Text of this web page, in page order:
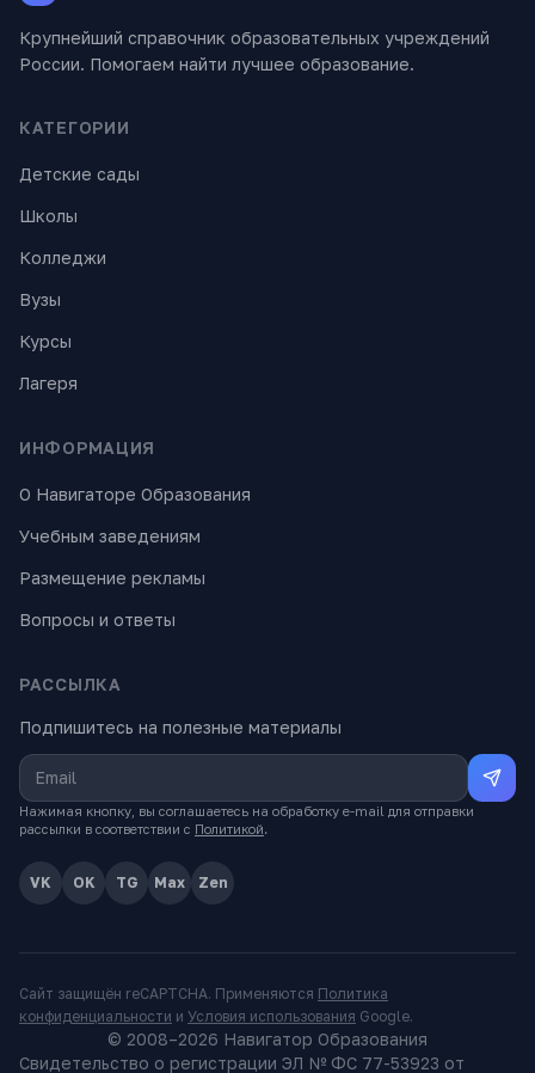
Крупнейший справочник образовательных учреждений
России. Помогаем найти лучшее образование.
КАТЕГОРИИ
Детские сады
Школы
Колледжи
Вузы
Курсы
Лагеря
ИНФОРМАЦИЯ
О Навигаторе Образования
Учебным заведениям
Размещение рекламы
Вопросы и ответы
РАССЫЛКА
Подпишитесь на полезные материалы
Нажимая кнопку, вы соглашаетесь на обработку e-mail для отправки
рассылки в соответствии с Политикой.
VK OK TG Max Zen
Сайт защищён reCAPTCHA. Применяются Политика
конфиденциальности и Условия использования Google.
© 2008–2026 Навигатор Образования
Свидетельство о регистрации ЭЛ № ФС 77-53923 от